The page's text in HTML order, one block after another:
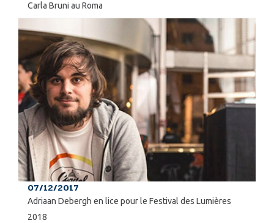
Carla Bruni au Roma
07/12/2017
Adriaan Debergh en lice pour le Festival des Lumières
2018